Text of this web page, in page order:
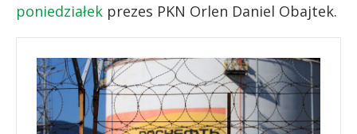
poniedziałek prezes PKN Orlen Daniel Obajtek.